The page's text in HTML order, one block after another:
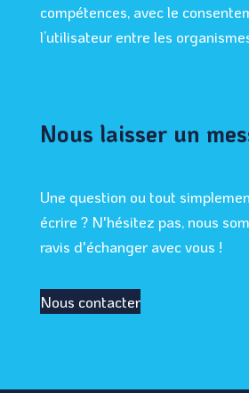
compétences, avec le
l’utilisateur entre les
Nous laisser un
Une question ou tout
écrire ? N'hésitez pas, nous
ravis d'échanger avec vous !
Nous contacter